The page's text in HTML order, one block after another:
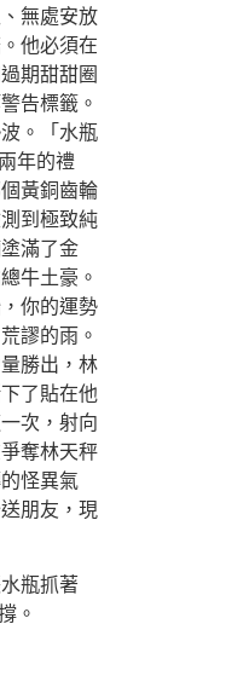
無處安放
他必須在
期甜甜圈
告標籤。
。「水瓶
年的禮
黃銅齒輪
到極致純
滿了金
牛土豪。
你的運勢
謬的雨。
勝出，林
了貼在他
次，射向
奪林天秤
怪異氣
朋友，現
瓶抓著
。